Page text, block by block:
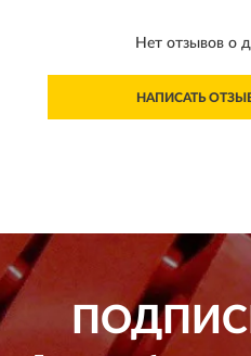
Нет отзывов о
НАПИСАТЬ